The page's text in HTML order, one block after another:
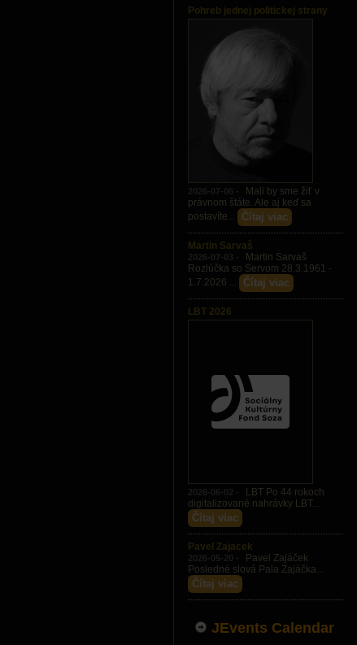
Pohreb jednej politickej strany
2026-07-06 -
Mali by sme žiť v
právnom štáte. Ale aj keď sa
postavíte...
Čítaj viac
Martin Sarvaš
2026-07-03 -
Martin Sarvaš
Rozlúčka so Servom 28.3.1961 -
1.7.2026 ...
Čítaj viac
LBT 2026
2026-06-02 -
LBT Po 44 rokoch
digitalizované nahrávky LBT...
Čítaj viac
Pavel Zajacek
2026-05-20 -
Pavel Zajáček
Posledné slová Pala Zajáčka...
Čítaj viac
JEvents Calendar